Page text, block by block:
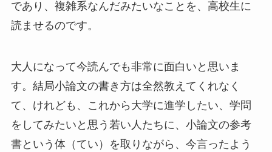
であり、複雑系なんだみたいなことを、高校生に
読ませるのです。
大人になって今読んでも非常に面白いと思いま
す。結局小論文の書き方は全然教えてくれなく
て、けれども、これから大学に進学したい、学問
をしてみたいと思う若い人たちに、小論文の参考
書という体（てい）を取りながら、今言ったよう